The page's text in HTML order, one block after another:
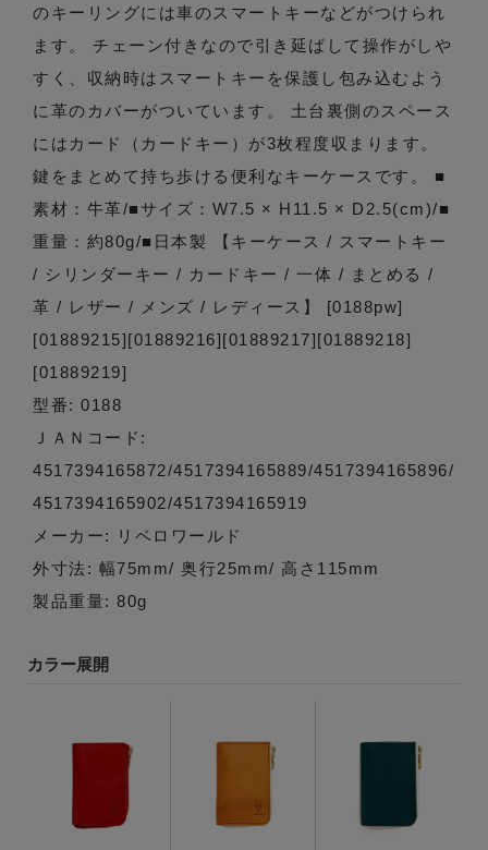
のキーリングには車のスマートキーなどがつけられ
ます。 チェーン付きなので引き延ばして操作がしや
すく、収納時はスマートキーを保護し包み込むよう
に革のカバーがついています。 土台裏側のスペース
にはカード（カードキー）が3枚程度収まります。
鍵をまとめて持ち歩ける便利なキーケースです。 ■
素材：牛革/■サイズ：W7.5 × H11.5 × D2.5(cm)/■
重量：約80g/■日本製 【キーケース / スマートキー
/ シリンダーキー / カードキー / 一体 / まとめる /
革 / レザー / メンズ / レディース】 [0188pw]
[01889215][01889216][01889217][01889218]
[01889219]
型番: 0188
ＪＡＮコード:
4517394165872/4517394165889/4517394165896/
4517394165902/4517394165919
メーカー: リベロワールド
外寸法: 幅75mm/ 奥行25mm/ 高さ115mm
製品重量: 80g
カラー展開